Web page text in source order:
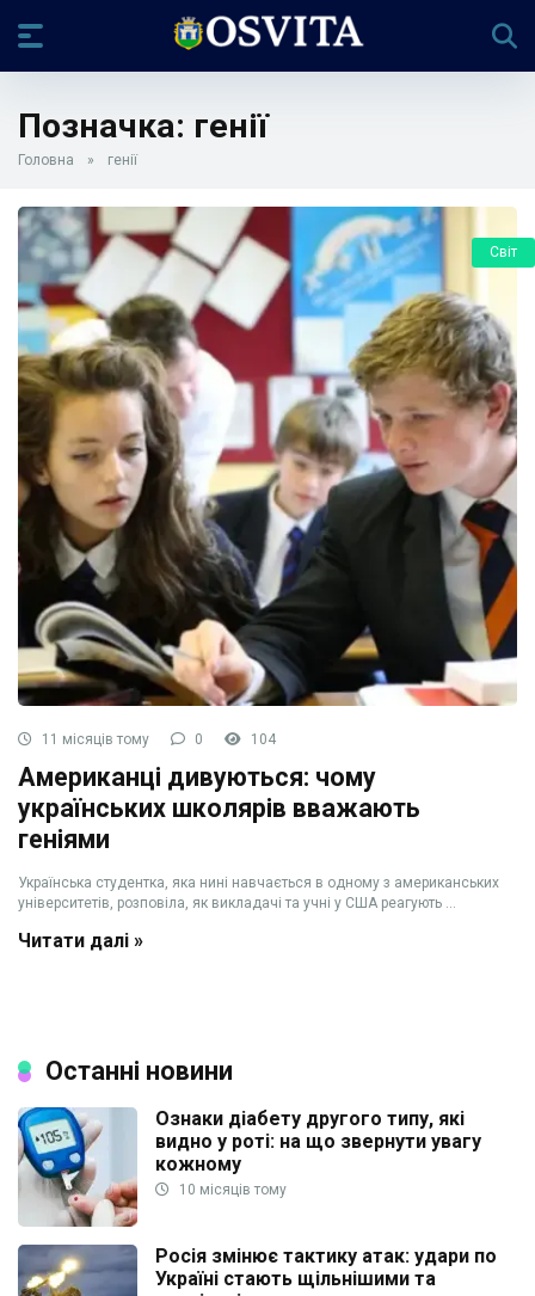
Позначка: генії
Головна » генії
Світ
11 місяців тому 0 104
Американці дивуються: чому
українських школярів вважають
геніями
Українська студентка, яка нині навчається в одному з американських
університетів, розповіла, як викладачі та учні у США реагують ...
Читати далі »
Останні новини
Ознаки діабету другого типу, які
видно у роті: на що звернути увагу
кожному
10 місяців тому
Росія змінює тактику атак: удари по
Україні стають щільнішими та